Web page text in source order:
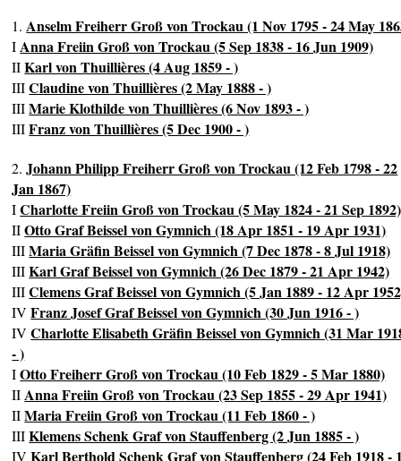
1.Anselm Freiherr Groß von Trockau (1 Nov 1795 - 24 May
IAnna Freiin Groß von Trockau (5 Sep 1838 - 16 Jun 1909)
IIKarl von Thuillières (4 Aug 1859 - )
IIIClaudine von Thuillières (2 May 1888 - )
IIIMarie Klothilde von Thuillières (6 Nov 1893 - )
IIIFranz von Thuillières (5 Dec 1900 - )
2.Johann Philipp Freiherr Groß von Trockau (12 Feb 1798 - 22
Jan 1867)
ICharlotte Freiin Groß von Trockau (5 May 1824 - 21 Sep 1892)
IIOtto Graf Beissel von Gymnich (18 Apr 1851 - 19 Apr 1931)
IIIMaria Gräfin Beissel von Gymnich (7 Dec 1878 - 8 Jul 1918)
IIIKarl Graf Beissel von Gymnich (26 Dec 1879 - 21 Apr 1942)
IIIClemens Graf Beissel von Gymnich (5 Jan 1889 - 12 Apr
IVFranz Josef Graf Beissel von Gymnich (30 Jun 1916 - )
IVCharlotte Elisabeth Gräfin Beissel von Gymnich (31 Mar
- )
IOtto Freiherr Groß von Trockau (10 Feb 1829 - 5 Mar 1880)
IIAnna Freiin Groß von Trockau (23 Sep 1855 - 29 Apr 1941)
IIMaria Freiin Groß von Trockau (11 Feb 1860 - )
IIIKlemens Schenk Graf von Stauffenberg (2 Jun 1885 - )
IVKarl Berthold Schenk Graf von Stauffenberg (24 Feb 1918 -